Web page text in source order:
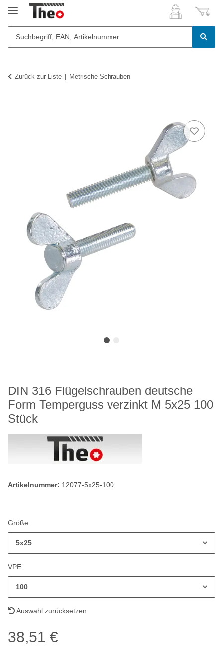
Zurück zur Liste Metrische Schrauben
DIN 316 Flügelschrauben deutsche
Form Temperguss verzinkt M 5x25 100
Stück
Artikelnummer: 12077-5x25-100
Größe
5x25
VPE
100
Auswahl zurücksetzen
38,51 €